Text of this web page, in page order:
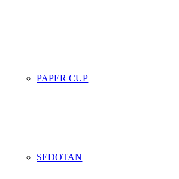
PAPER CUP
SEDOTAN